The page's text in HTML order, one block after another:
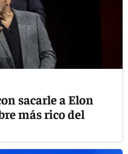
sacarle a Elon
más rico del